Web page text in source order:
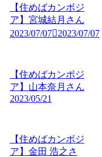
【住めばカンボジ
ア】宮城結月さん
2023/07/07
2023/07/07
【住めばカンボジ
ア】山本奈月さん
2023/05/21
【住めばカンボジ
ア】金田 浩之さ